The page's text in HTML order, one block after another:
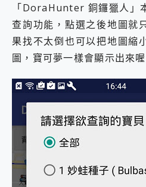
「DoraHunter 銅鑼獵人」
查詢功能，點選之後地圖就
果找不太倒也可以把地圖縮
圖，寶可夢一樣會顯示出來喔